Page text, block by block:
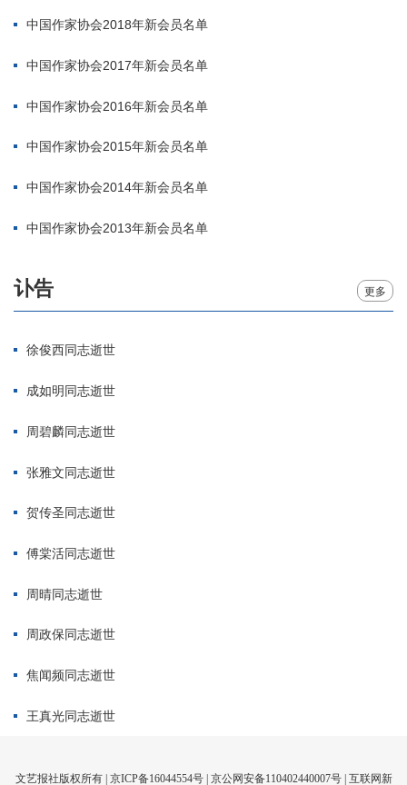
中国作家协会2018年新会员名单
中国作家协会2017年新会员名单
中国作家协会2016年新会员名单
中国作家协会2015年新会员名单
中国作家协会2014年新会员名单
中国作家协会2013年新会员名单
讣告 更多
徐俊西同志逝世
成如明同志逝世
周碧麟同志逝世
张雅文同志逝世
贺传圣同志逝世
傅棠活同志逝世
周晴同志逝世
周政保同志逝世
焦闻频同志逝世
王真光同志逝世
文艺报社版权所有 | 京ICP备16044554号| 京公网安备110402440007号 | 互联网新